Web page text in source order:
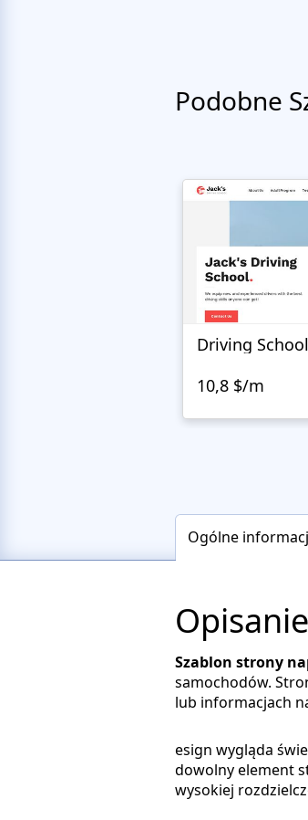
Podobne
Driving School
10,8 $/m
Ogólne
Opisanie
Szablon strony
samochodów.
lub informacjach
esign wygląda
dowolny element
wysokiej